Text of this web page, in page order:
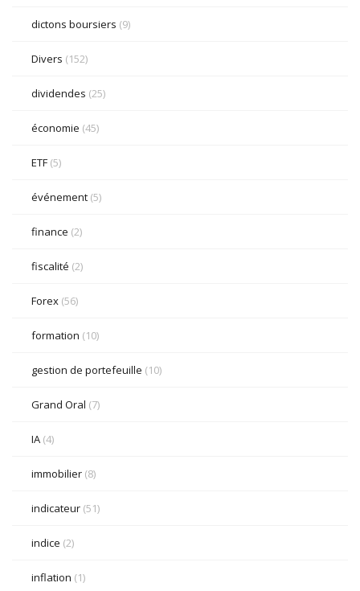
dictons boursiers (9)
Divers (152)
dividendes (25)
économie (45)
ETF (5)
événement (5)
finance (2)
fiscalité (2)
Forex (56)
formation (10)
gestion de portefeuille (10)
Grand Oral (7)
IA (4)
immobilier (8)
indicateur (51)
indice (2)
inflation (1)